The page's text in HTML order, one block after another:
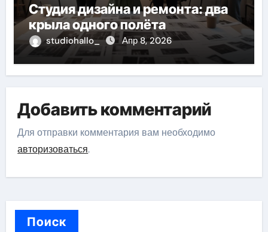
Студия дизайна и ремонта: два
крыла одного полёта
studiohallo_ Апр 8, 2026
Добавить комментарий
Для отправки комментария вам необходимо
авторизоваться.
Поиск